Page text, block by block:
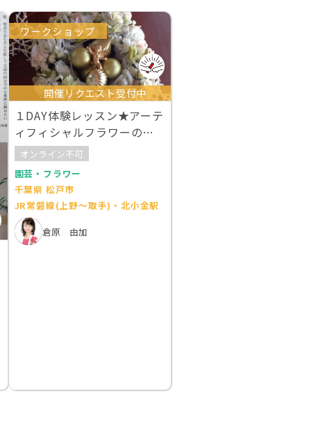
ワークショップ
開催リクエスト受付中
１DAY体験レッスン★アーテ
ィフィシャルフラワーの全
面リース
オンライン不可
園芸・フラワー
千葉県 松戸市
JR常磐線(上野～取手)・北小金駅
倉原 由加